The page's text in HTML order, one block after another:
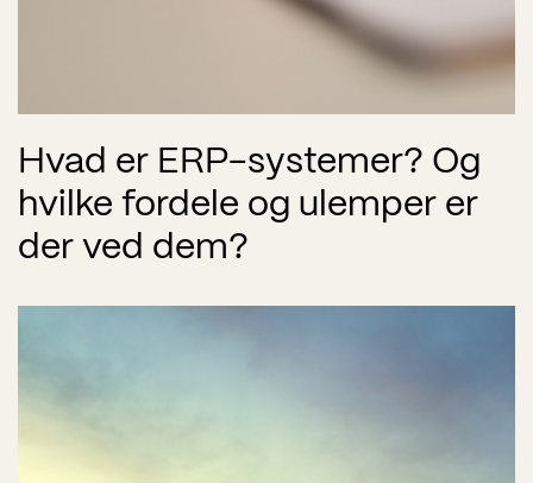
Hvad er ERP-systemer? Og
hvilke fordele og ulemper er
der ved dem?